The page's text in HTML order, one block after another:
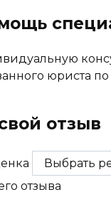
юриста
отзыв
отзыва